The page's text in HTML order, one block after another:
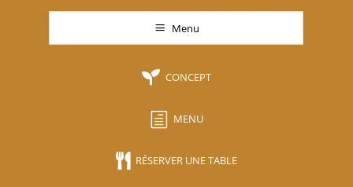
a Menu
 CONCEPT
h MENU
 RÉSERVER UNE TABLE